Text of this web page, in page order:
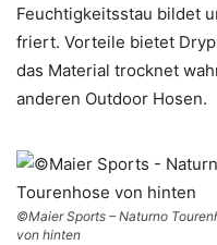
Feuchtigkeitsstau bildet
friert. Vorteile bietet
das Material trocknet
anderen Outdoor Hosen.
©Maier Sports – Naturno
von hinten